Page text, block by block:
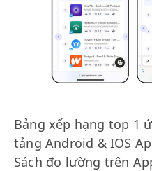
Bảng xếp hạng top 1
tảng Android & IOS
Sách đo lường trên